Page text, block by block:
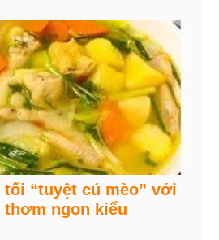
“tuyệt cú mèo” với
thơm ngon kiểu